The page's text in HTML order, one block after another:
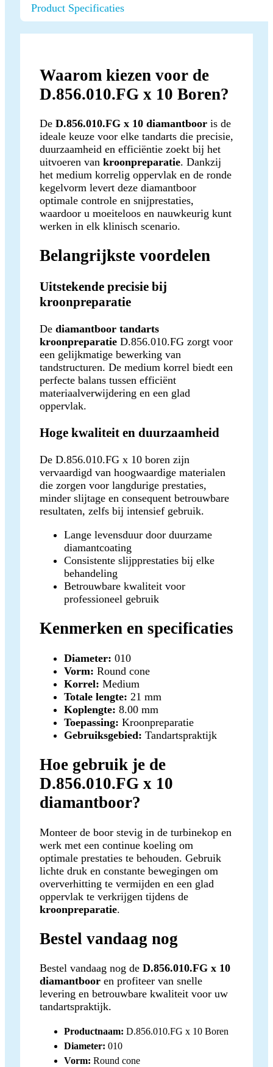
Product Specificaties
Waarom kiezen voor de
D.856.010.FG x 10 Boren?
De D.856.010.FG x 10 diamantboor is de
ideale keuze voor elke tandarts die precisie,
duurzaamheid en efficiëntie zoekt bij het
uitvoeren van kroonpreparatie. Dankzij
het medium korrelig oppervlak en de ronde
kegelvorm levert deze diamantboor
optimale controle en snijprestaties,
waardoor u moeiteloos en nauwkeurig kunt
werken in elk klinisch scenario.
Belangrijkste voordelen
Uitstekende precisie bij
kroonpreparatie
De diamantboor tandarts
kroonpreparatie D.856.010.FG zorgt voor
een gelijkmatige bewerking van
tandstructuren. De medium korrel biedt een
perfecte balans tussen efficiënt
materiaalverwijdering en een glad
oppervlak.
Hoge kwaliteit en duurzaamheid
De D.856.010.FG x 10 boren zijn
vervaardigd van hoogwaardige materialen
die zorgen voor langdurige prestaties,
minder slijtage en consequent betrouwbare
resultaten, zelfs bij intensief gebruik.
Lange levensduur door duurzame
diamantcoating
Consistente slijpprestaties bij elke
behandeling
Betrouwbare kwaliteit voor
professioneel gebruik
Kenmerken en specificaties
Diameter: 010
Vorm: Round cone
Korrel: Medium
Totale lengte: 21 mm
Koplengte: 8.00 mm
Toepassing: Kroonpreparatie
Gebruiksgebied: Tandartspraktijk
Hoe gebruik je de
D.856.010.FG x 10
diamantboor?
Monteer de boor stevig in de turbinekop en
werk met een continue koeling om
optimale prestaties te behouden. Gebruik
lichte druk en constante bewegingen om
oververhitting te vermijden en een glad
oppervlak te verkrijgen tijdens de
kroonpreparatie.
Bestel vandaag nog
Bestel vandaag nog de D.856.010.FG x 10
diamantboor en profiteer van snelle
levering en betrouwbare kwaliteit voor uw
tandartspraktijk.
Productnaam: D.856.010.FG x 10 Boren
Diameter: 010
Vorm: Round cone